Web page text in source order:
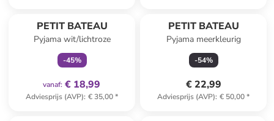
PETIT BATEAU
Pyjama wit/lichtroze
-45%
vanaf: € 18,99
Adviesprijs (AVP): € 35,00*
PETIT BATEAU
Pyjama meerkleurig
-54%
€ 22,99
Adviesprijs (AVP): € 50,00*